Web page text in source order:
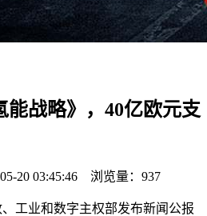
能战略》，40亿欧元支
20 03:45:46 浏览量： 937
工业和数字主权部发布新闻公报